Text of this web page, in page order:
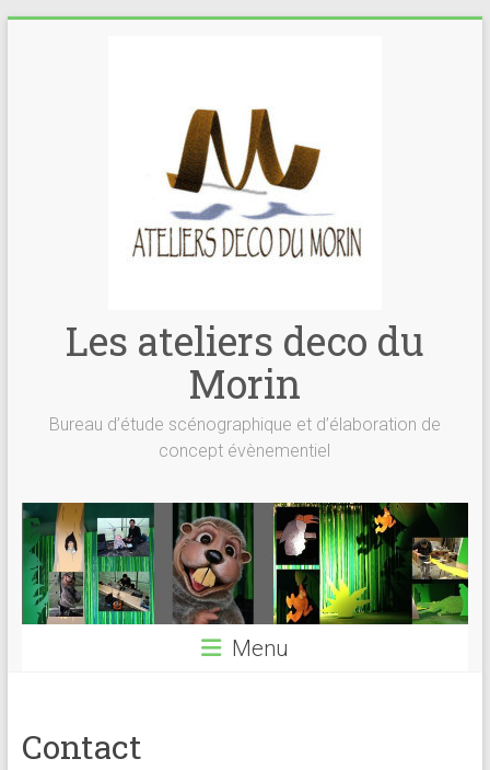
Les ateliers deco du
Morin
Bureau d’étude scénographique et d’élaboration de
concept évènementiel
Menu
Contact